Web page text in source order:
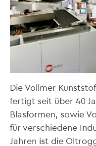
Die Vollmer
fertigt seit über 40
Blasformen, sowie
für verschiedene
Jahren ist die